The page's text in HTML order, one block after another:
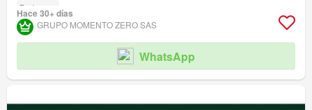
Barbecue
Hace 30+ días
GRUPO MOMENTO ZERO SAS
WhatsApp